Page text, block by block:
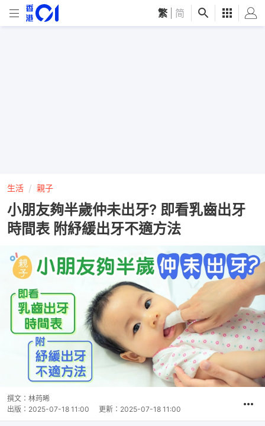
繁 简
生活 親子
小朋友夠半歲仲未出牙? 即看乳齒出牙
時間表 附紓緩出牙不適方法
撰文： 林荺晞
出版： 2025-07-18 11:00 更新： 2025-07-18 11:00